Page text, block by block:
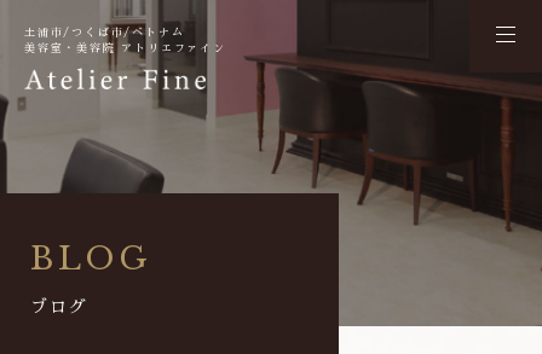
土浦市/つくば市/ベトナム
美容室・美容院 アトリエファイン
BLOG
ブログ